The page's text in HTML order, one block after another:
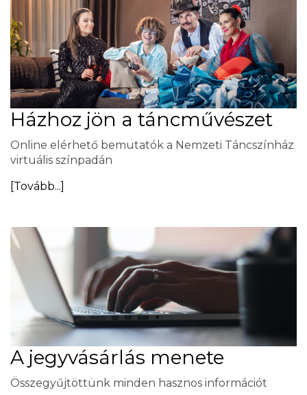
Házhoz jön a táncművészet
Online elérhető bemutatók a Nemzeti Táncszínház
virtuális színpadán
[Tovább...]
A jegyvásárlás menete
Összegyűjtöttünk minden hasznos információt